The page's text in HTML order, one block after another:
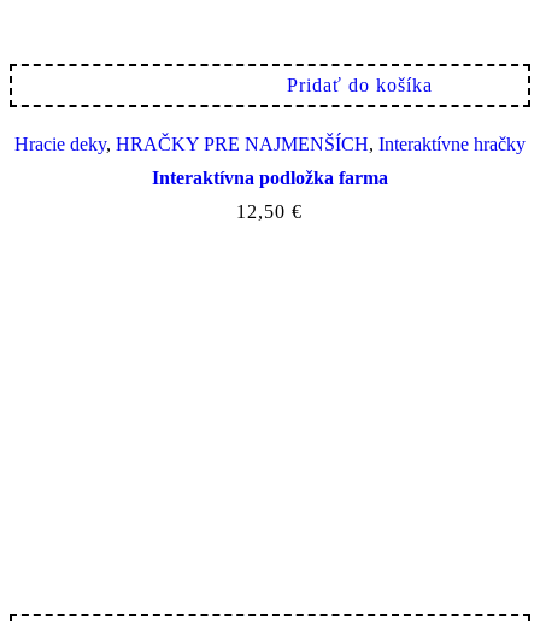
Pridať do košíka
Hracie deky, HRAČKY PRE NAJMENŠÍCH, Interaktívne hračky
Interaktívna podložka farma
12,50 €